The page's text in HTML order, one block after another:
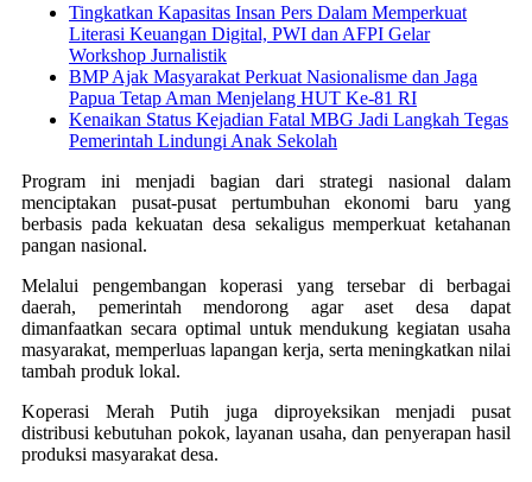
Tingkatkan Kapasitas Insan Pers Dalam Memperkuat
Literasi Keuangan Digital, PWI dan AFPI Gelar
Workshop Jurnalistik
BMP Ajak Masyarakat Perkuat Nasionalisme dan Jaga
Papua Tetap Aman Menjelang HUT Ke-81 RI
Kenaikan Status Kejadian Fatal MBG Jadi Langkah Tegas
Pemerintah Lindungi Anak Sekolah
Program ini menjadi bagian dari strategi nasional dalam
menciptakan pusat-pusat pertumbuhan ekonomi baru yang
berbasis pada kekuatan desa sekaligus memperkuat ketahanan
pangan nasional.
Melalui pengembangan koperasi yang tersebar di berbagai
daerah, pemerintah mendorong agar aset desa dapat
dimanfaatkan secara optimal untuk mendukung kegiatan usaha
masyarakat, memperluas lapangan kerja, serta meningkatkan nilai
tambah produk lokal.
Koperasi Merah Putih juga diproyeksikan menjadi pusat
distribusi kebutuhan pokok, layanan usaha, dan penyerapan hasil
produksi masyarakat desa.